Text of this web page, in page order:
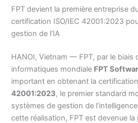
FPT devient la première entreprise
certification ISO/IEC 42001:2023
gestion de l’IA
HANOI, Vietnam — FPT, par le biais
informatiques mondiale FPT
important en obtenant la certification
42001:2023, le premier standard
systèmes de gestion de
cette réalisation, FPT est devenue